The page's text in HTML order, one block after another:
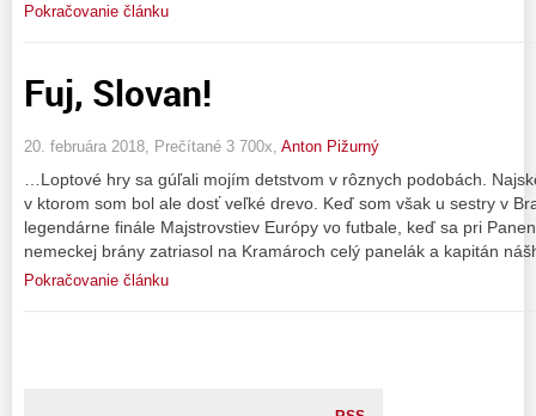
Pokračovanie článku
Fuj, Slovan!
20. februára 2018, Prečítané 3 700x, Anton Pižurný
…Loptové hry sa gúľali mojím detstvom v rôznych podobách.
v ktorom som bol ale dosť veľké drevo. Keď som však u sestry v
legendárne finále Majstrovstiev Európy vo futbale, keď sa pri
nemeckej brány zatriasol na Kramároch celý panelák a kapitán
Pokračovanie článku